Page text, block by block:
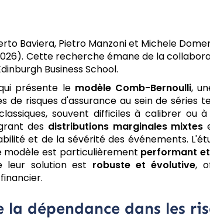
Baviera, Pietro Manzoni et Michele
Cette recherche émane de la
Business School.
présente le modèle Comb-Bernoulli,
de risques d'assurance au sein de séries
souvent difficiles à calibrer ou
des distributions marginales mixtes
et de la sévérité des événements.
modèle est particulièrement performant
leur solution est robuste et évolutive,
dépendance dans les